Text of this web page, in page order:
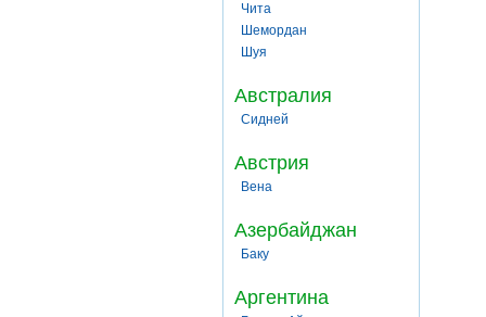
Чита
Шемордан
Шуя
Австралия
Сидней
Австрия
Вена
Азербайджан
Баку
Аргентина